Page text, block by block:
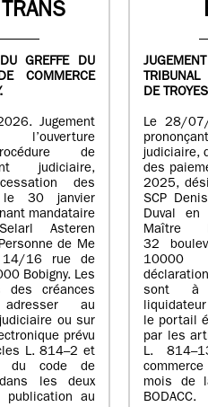
GREFFE DU
COMMERCE
Jugement
l’ouverture
de
judiciaire,
des
le 30 janvier
mandataire
Asteren
de Me
14/16 rue de
Bobigny. Les
des créances
au
ou sur
prévu
L. 814–2 et
du code de
les deux
au
DE
Le 28/
judiciaire,
des
2025,
SCP
Duval en
Maître
32
10000
sont à
le portail
par les
L.
mois de
BODACC.